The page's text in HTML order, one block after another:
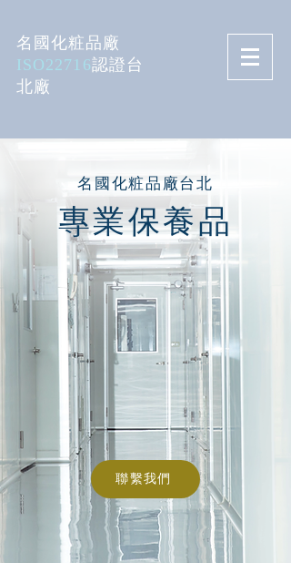
名國化粧品廠
ISO22716認證台
北廠
​名國化粧品廠台北
專業保養品
聯繫我們